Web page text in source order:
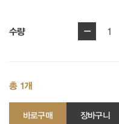
수량 - 1
총 1개
바로구매 장바구니